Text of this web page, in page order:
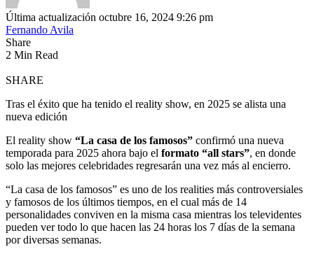
Última actualización octubre 16, 2024 9:26 pm
Fernando Avila
Share
2 Min Read
SHARE
Tras el éxito que ha tenido el reality show, en 2025 se alista una
nueva edición
El reality show “La casa de los famosos” confirmó una nueva
temporada para 2025 ahora bajo el formato “all stars”, en donde
solo las mejores celebridades regresarán una vez más al encierro.
“La casa de los famosos” es uno de los realities más controversiales
y famosos de los últimos tiempos, en el cual más de 14
personalidades conviven en la misma casa mientras los televidentes
pueden ver todo lo que hacen las 24 horas los 7 días de la semana
por diversas semanas.